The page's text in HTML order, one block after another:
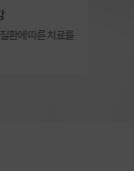
환에 따른 치료를